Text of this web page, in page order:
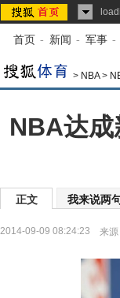
首页 - 新闻 - 军事 -
> NBA>
NBA达
正文 我来说两
2014-09-09 08:24:23 来源